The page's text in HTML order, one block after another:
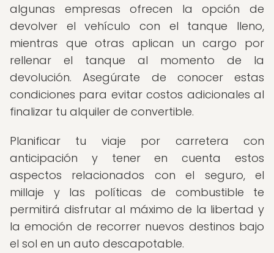
algunas empresas ofrecen la opción de
devolver el vehículo con el tanque lleno,
mientras que otras aplican un cargo por
rellenar el tanque al momento de la
devolución. Asegúrate de conocer estas
condiciones para evitar costos adicionales al
finalizar tu alquiler de convertible.
Planificar tu viaje por carretera con
anticipación y tener en cuenta estos
aspectos relacionados con el seguro, el
millaje y las políticas de combustible te
permitirá disfrutar al máximo de la libertad y
la emoción de recorrer nuevos destinos bajo
el sol en un auto descapotable.